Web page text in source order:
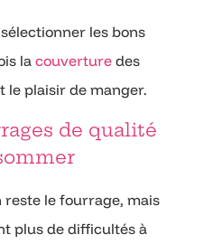
les bons
la couverture des
le plaisir de manger.
de qualité
reste le fourrage, mais
plus de difficultés à